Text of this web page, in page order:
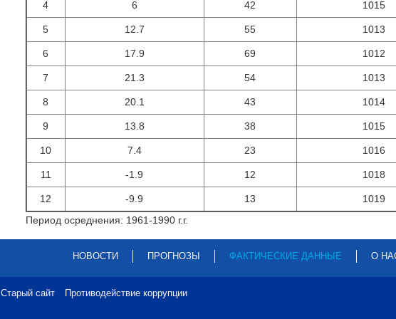
4 6 42 1015
5 12.7 55 1013
6 17.9 69 1012
7 21.3 54 1013
8 20.1 43 1014
9 13.8 38 1015
10 7.4 23 1016
11 -1.9 12 1018
12 -9.9 13
1019
Период осреднения: 1961-1990 г.г.
НОВОСТИ ПРОГНОЗЫ ФАКТИЧЕСКИЕ ДАННЫЕ О
Старый сайт Противодействие коррупции